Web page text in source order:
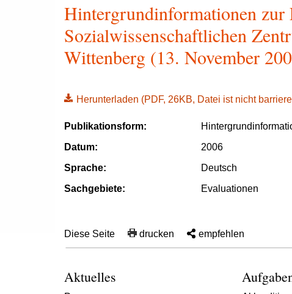
Hintergrundinformationen zur
Sozialwissenschaftlichen
Wittenberg (13. November
Herunterladen (PDF, 26KB, Datei ist nicht
Publikationsform:
Datum:
2006
Sprache:
Deutsch
Sachgebiete:
Evaluationen
Diese Seite drucken empfehlen
Aktuelles